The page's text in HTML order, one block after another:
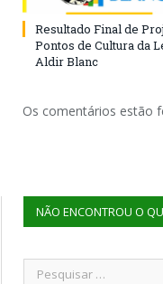
Resultado Final de
Pontos de Cultura da
Aldir Blanc
Os comentários estão
NÃO ENCONTROU O